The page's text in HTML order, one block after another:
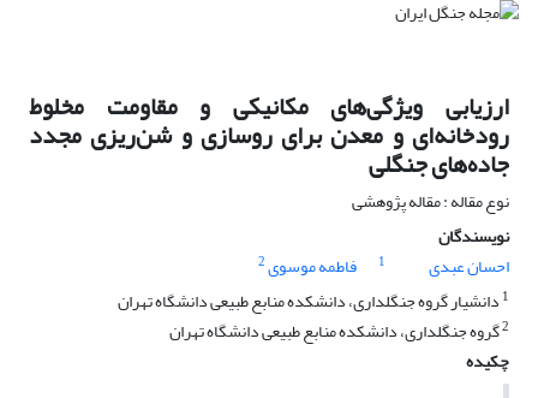
ارزیابی ویژگی‌های مکانیکی و مقاومت مخلوط
رودخانه‌ای و معدن برای روسازی و شن‌ریزی مجدد
جاده‌های جنگلی
نوع مقاله : مقاله پژوهشی
نویسندگان
احسان عبدی
1 فاطمه موسوی2
1 دانشیار گروه جنگلداری، دانشکده منابع طبیعی دانشگاه تهران
2گروه جنگلداری، دانشکده منابع طبیعی دانشگاه تهران
چکیده